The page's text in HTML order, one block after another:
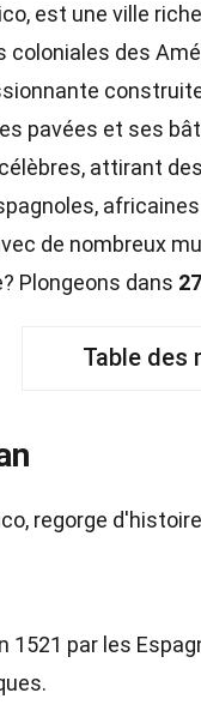
est une ville
coloniales des
pavées et ses
attirant
de nombreux
Plongeons dans
Table des
regorge
1521 par les